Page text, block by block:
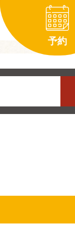
予約